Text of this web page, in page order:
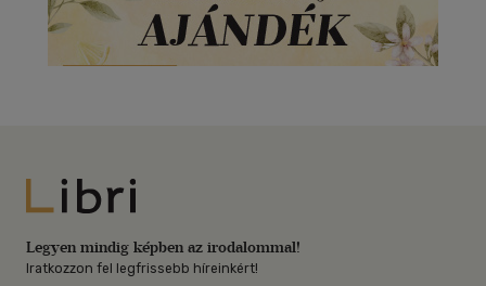
Libri
Legyen mindig képben az irodalommal!
Iratkozzon fel legfrissebb híreinkért!